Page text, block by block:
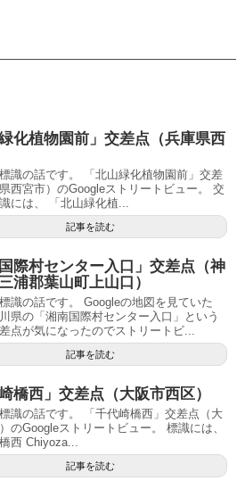
緑化植物園前」交差点（兵庫県西
識の話です。 「北山緑化植物園前」交差
西宮市）のGoogleストリートビュー。 交
には、 「北山緑化植...
記事を読む
国際村センター入口」交差点（神
浦郡葉山町上山口）
識の話です。 Googleの地図を見ていた
県の「湘南国際村センター入口」という
点が気になったのでストリートビ...
記事を読む
崎橋西」交差点（大阪市西区）
識の話です。 「千代崎橋西」交差点（大
のGoogleストリートビュー。 標識には、
西 Chiyoza...
記事を読む